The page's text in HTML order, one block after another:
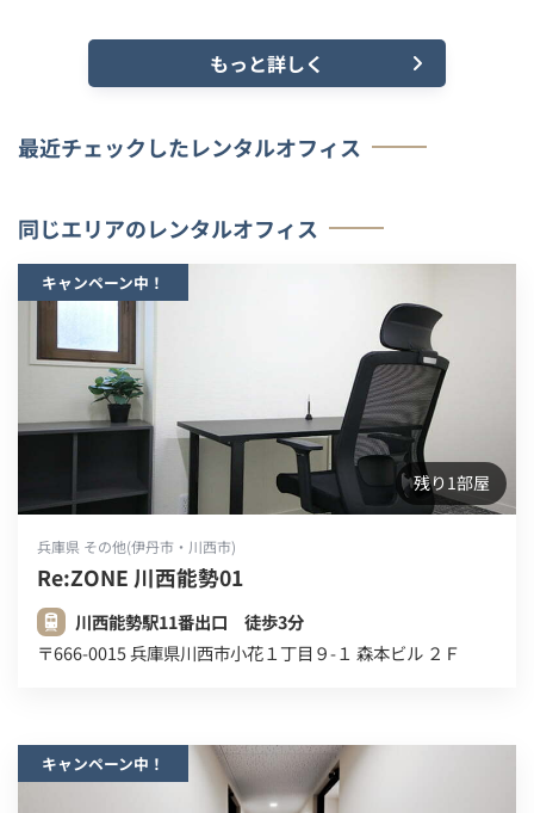
もっと詳しく
最近チェックしたレンタルオフィス
同じエリアのレンタルオフィス
キャンペーン中！
残り1部屋
兵庫県 その他(伊丹市・川西市)
Re:ZONE 川西能勢01
川西能勢駅11番出口 徒歩3分
〒666-0015 兵庫県川西市小花１丁目９-１ 森本ビル ２Ｆ
キャンペーン中！